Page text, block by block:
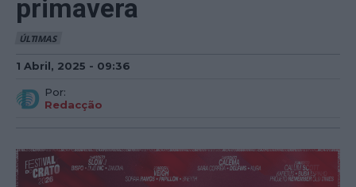
primavera
ÚLTIMAS
1 Abril, 2025 - 09:36
Por:
Redacção